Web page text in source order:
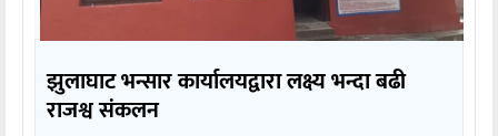
झुलाघाट भन्सार कार्यालयद्वारा लक्ष्य भन्दा बढी
राजश्व संकलन